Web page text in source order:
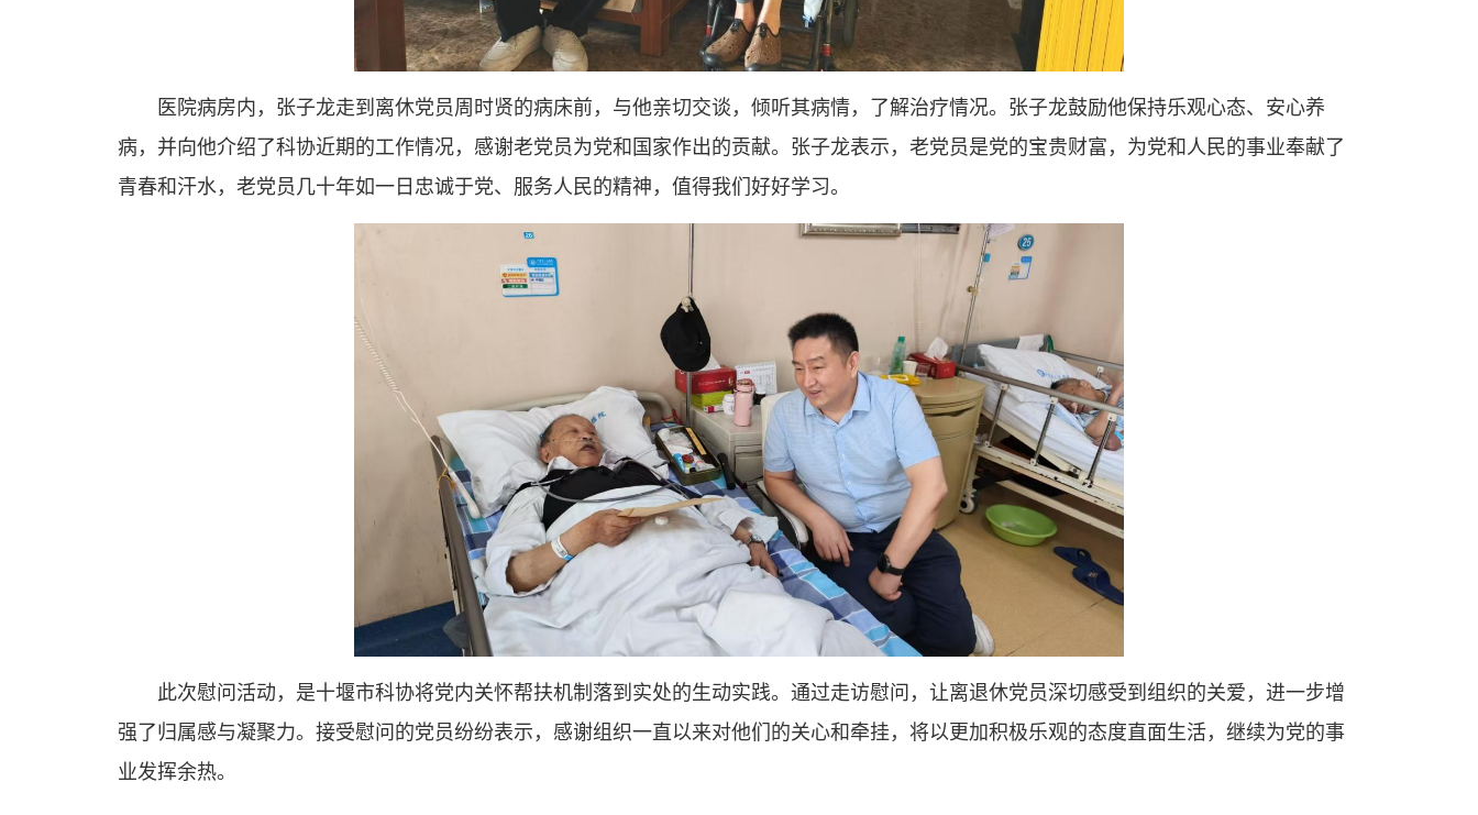
医院病房内，张子龙走到离休党员周时贤的病床前，与他亲切交谈，倾听其病情，了解治疗情况。张子龙鼓励他保持乐观心态、安心养
病，并向他介绍了科协近期的工作情况，感谢老党员为党和国家作出的贡献。张子龙表示，老党员是党的宝贵财富，为党和人民的事业奉献了
青春和汗水，老党员几十年如一日忠诚于党、服务人民的精神，值得我们好好学习。
此次慰问活动，是十堰市科协将党内关怀帮扶机制落到实处的生动实践。通过走访慰问，让离退休党员深切感受到组织的关爱，进一步增
强了归属感与凝聚力。接受慰问的党员纷纷表示，感谢组织一直以来对他们的关心和牵挂，将以更加积极乐观的态度直面生活，继续为党的事
业发挥余热。